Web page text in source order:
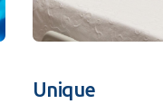
Unique